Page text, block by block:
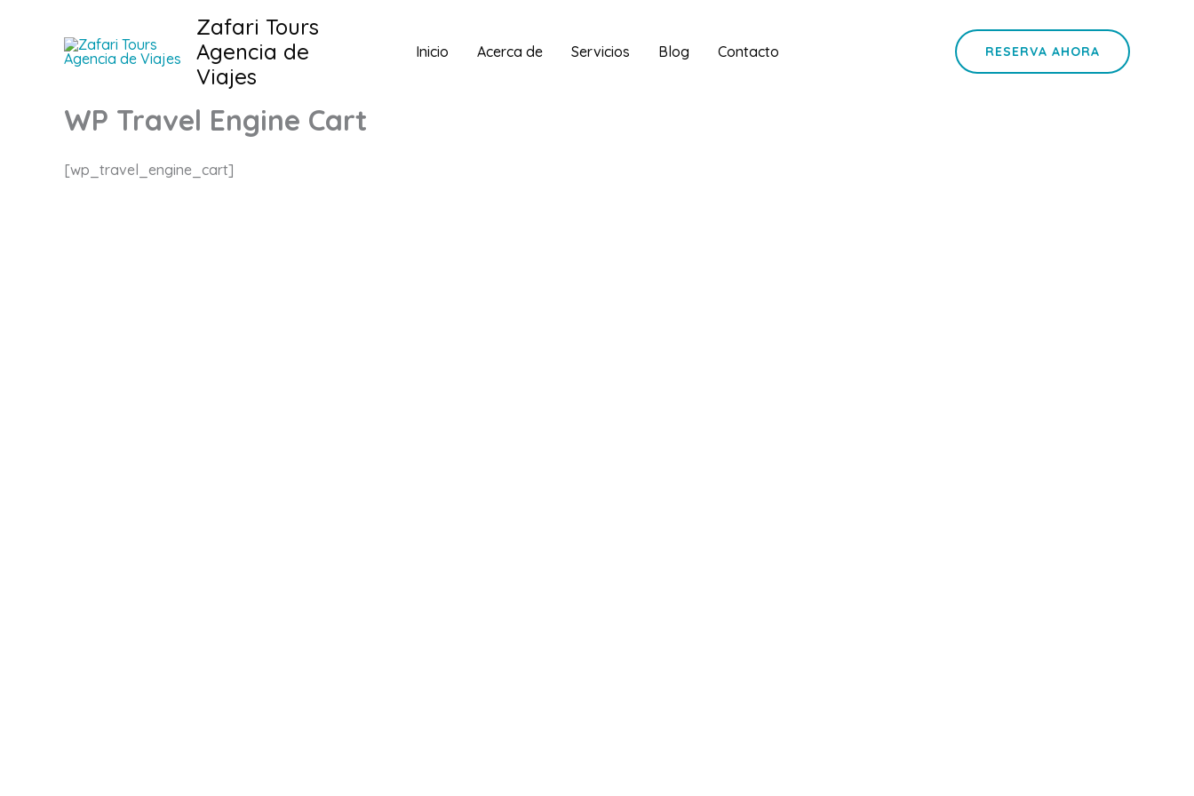
contenido
Zafari Tours
Agencia de
Viajes
Inicio Acerca de Servicios Blog Contacto RESERVA AHORA
WP Travel Engine Cart
[wp_travel_engine_cart]